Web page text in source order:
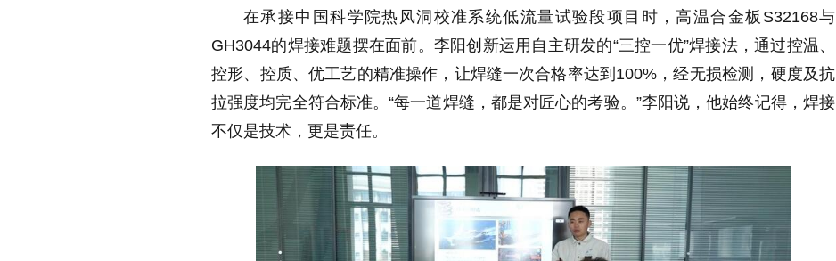
在承接中国科学院热风洞校准系统低流量试验段项目时，高温合金板S32168与
GH3044的焊接难题摆在面前。李阳创新运用自主研发的“三控一优”焊接法，通过控温、
控形、控质、优工艺的精准操作，让焊缝一次合格率达到100%，经无损检测，硬度及抗
拉强度均完全符合标准。“每一道焊缝，都是对匠心的考验。”李阳说，他始终记得，焊接
不仅是技术，更是责任。